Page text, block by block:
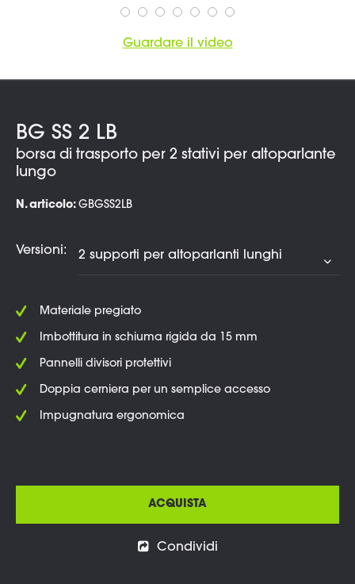
Guardare il video
BG SS 2 LB
borsa di trasporto per 2 stativi per altoparlante
lungo
N. articolo: GBGSS2LB
Versioni:
Materiale pregiato
Imbottitura in schiuma rigida da 15 mm
Pannelli divisori protettivi
Doppia cerniera per un semplice accesso
Impugnatura ergonomica
ACQUISTA
Condividi